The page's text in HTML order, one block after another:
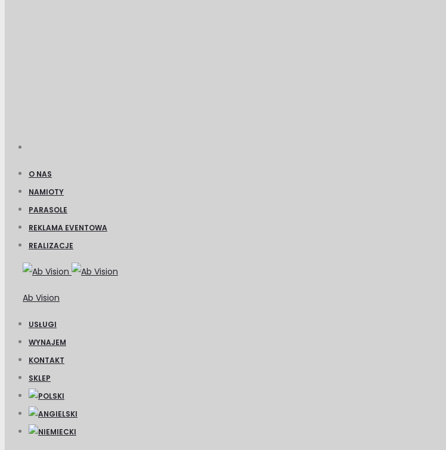
O NAS
NAMIOTY
PARASOLE
REKLAMA EVENTOWA
REALIZACJE
Ab Vision
USŁUGI
WYNAJEM
KONTAKT
SKLEP